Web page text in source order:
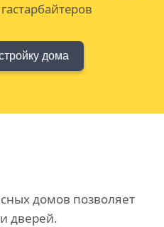
дома
домов позволяет
дверей.